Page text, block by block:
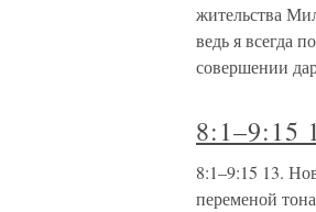
жительства
ведь я всегда
совершении
8:1–9:15
8:1–9:15 13.
переменой